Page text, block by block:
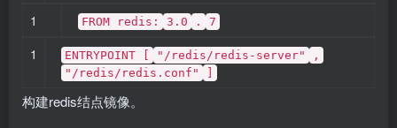
1 FROM redis: 3.0 . 7
1 ENTRYPOINT [ "/redis/redis-server"
,
"/redis/redis.conf"
构建redis结点镜像。